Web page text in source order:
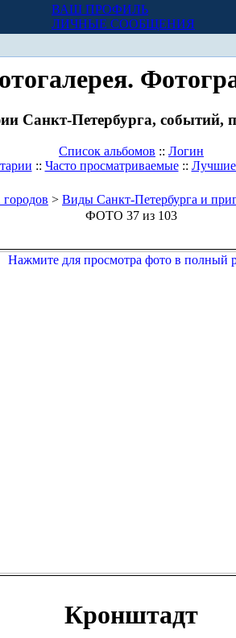
ВАШ ПРОФИЛЬ
ЛИЧНЫЕ СООБЩЕНИЯ
Санкт-Петербурга, событий,
Список альбомов :: Логин
:: Часто просматриваемые:: Лучшие
> Виды Санкт-Петербурга и
ФОТО 37 из 103
Кронштадт